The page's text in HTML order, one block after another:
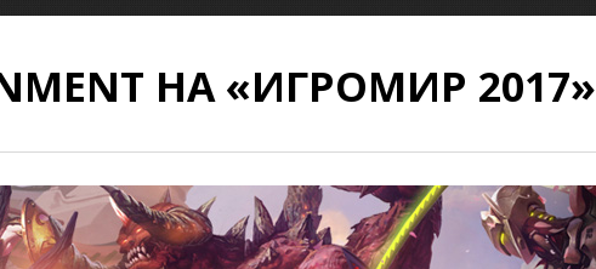
НА «ИГРОМИР 2017»